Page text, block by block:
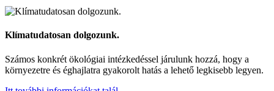
Klímatudatosan dolgozunk.
Számos konkrét ökológiai intézkedéssel járulunk hozzá, hogy a
környezetre és éghajlatra gyakorolt hatás a lehető legkisebb legyen.